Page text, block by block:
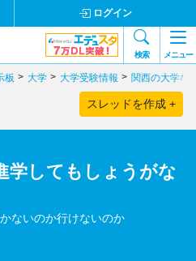
ログイン
検索 メニュー
板 大学 大学受験情報 関西の大学な
スレッドを作成 +
学してもしょうがな
ないのか行けないのか